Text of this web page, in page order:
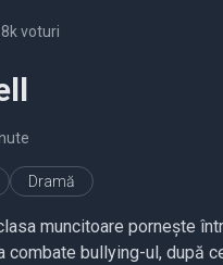
voturi
Dramă
muncitoare pornește
combate bullying-ul, după